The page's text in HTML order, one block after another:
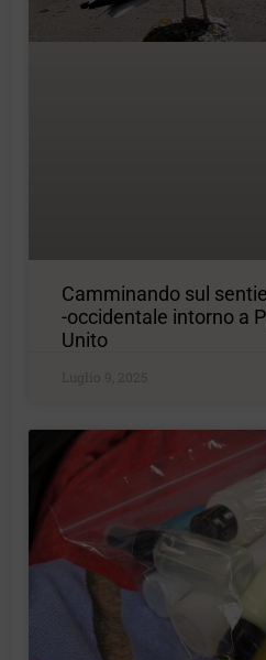
Camminando sul
-occidentale intorno a
Unito
Luglio 9, 2025